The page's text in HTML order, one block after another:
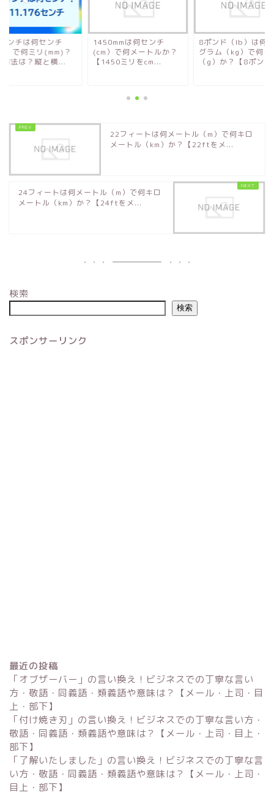
ンチは何センチ
）で何ミリ(mm)？
方法は？縦と横...
1450mmは何センチ
(cm）で何メートルか？
【1450ミリをcm...
8ポンド（lb）は何
グラム（kg）で何グ
（g）か？【8ポン...
22フィートは何メートル（m）で何キロ
メートル（km）か？【22ftをメ...
24フィートは何メートル（m）で何キロ
メートル（km）か？【24ftをメ...
検索
検索
スポンサーリンク
最近の投稿
「オブザーバー」の言い換え！ビジネスでの丁寧な言い
方・敬語・同義語・類義語や意味は？【メール・上司・目
上・部下】
「付け焼き刃」の言い換え！ビジネスでの丁寧な言い方・
敬語・同義語・類義語や意味は？【メール・上司・目上・
部下】
「了解いたしました」の言い換え！ビジネスでの丁寧な言
い方・敬語・同義語・類義語や意味は？【メール・上司・
目上・部下】
Excel
単位変換・換算